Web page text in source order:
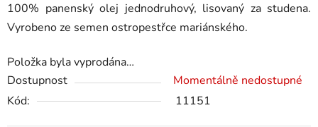
100% panenský olej jednodruhový, lisovaný za studena.
Vyrobeno ze semen ostropestřce mariánského.
Položka byla vyprodána…
Dostupnost
Momentálně nedostupné
Kód:
11151